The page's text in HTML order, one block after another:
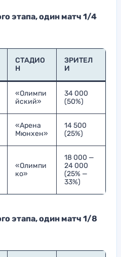
этапа, один матч 1/4
СТАДИО
Н
ЗРИТЕЛ
И
«Олимпи
йский»
34 000
(50%)
«Арена
Мюнхен»
14 500
(25%)
«Олимпи
ко»
18 000 —
24 000
(25% —
33%)
этапа, один матч 1/8